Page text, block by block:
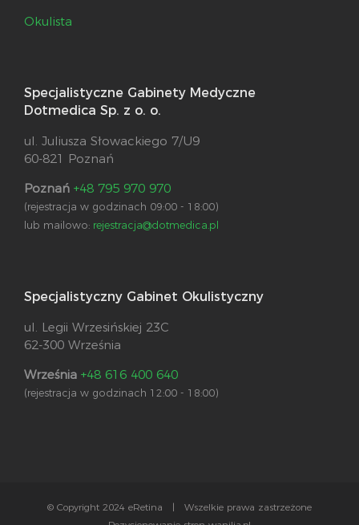
Okulista
Specjalistyczne Gabinety Medyczne
Dotmedica Sp. z o. o.
ul. Juliusza Słowackiego 7/U9
60-821 Poznań
Poznań +48 795 970 970
(rejestracja w godzinach 09:00 - 18:00)
lub mailowo: rejestracja@dotmedica.pl
Specjalistyczny Gabinet Okulistyczny
ul. Legii Wrzesińskiej 23C
62-300 Września
Września +48 616 400 640
(rejestracja w godzinach 12:00 - 18:00)
© Copyright 2024 eRetina | Wszelkie prawa zastrzeżone